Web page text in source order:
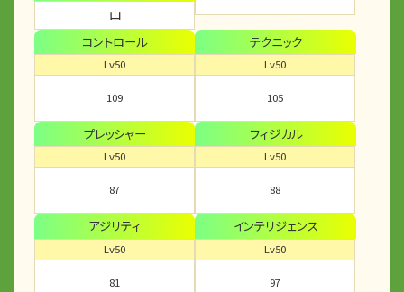
山
コントロール
Lv50
109
テクニック
Lv50
105
プレッシャー
Lv50
87
フィジカル
Lv50
88
アジリティ
Lv50
81
インテリジェンス
Lv50
97